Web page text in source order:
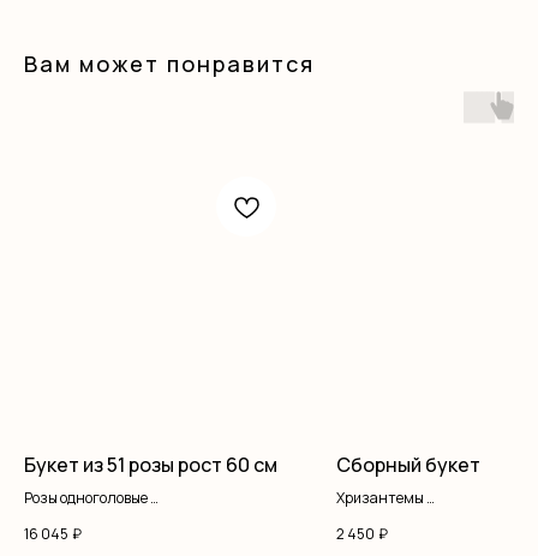
Вам может понравится
Букет из 51 розы рост 60 см
Розы одноголовые
16 045 ₽
Сборный букет
Хризантемы
Альстромерия
2 450 ₽